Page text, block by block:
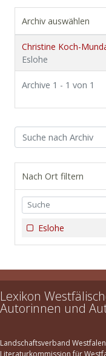
Archiv auswählen
Christine Koch-
Eslohe
Archive 1 - 1 von 1
Nach Ort filtern
Eslohe
Lexikon
Autorinnen und
Landschaftsverband
Literaturkommission für